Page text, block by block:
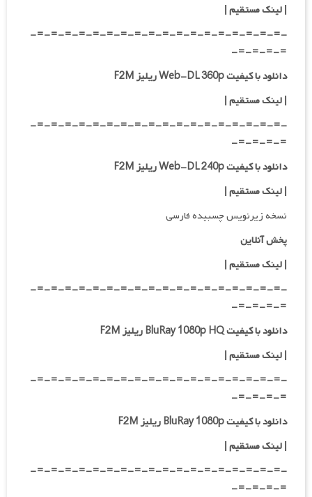
|لینک مستقیم|
-=-=-=-=-=-=-=-=-=-=-=-=-=-=-=-=-=-=-
=-=-=-=-
دانلود با کیفیت Web-DL 360p ریلیز F2M
| لینک مستقیم|
-=-=-=-=-=-=-=-=-=-=-=-=-=-=-=-=-=-=-
=-=-=-=-
دانلود با کیفیت Web-DL 240p ریلیز F2M
| لینک مستقیم|
نسخه زیرنویس چسبیده فارسی
پخش آنلاین
| لینک مستقیم|
-=-=-=-=-=-=-=-=-=-=-=-=-=-=-=-=-=-=-
=-=-=-=-
دانلود با کیفیت BluRay 1080p HQ ریلیز F2M
|لینک مستقیم|
-=-=-=-=-=-=-=-=-=-=-=-=-=-=-=-=-=-=-
=-=-=-=-
دانلود با کیفیت BluRay 1080p ریلیز F2M
|لینک مستقیم|
-=-=-=-=-=-=-=-=-=-=-=-=-=-=-=-=-=-=-
=-=-=-=-